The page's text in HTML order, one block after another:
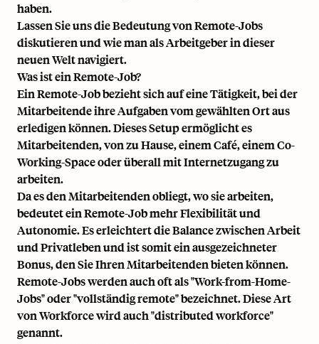
haben.
Lassen Sie uns die Bedeutung von Remote-Jobs
diskutieren und wie man als Arbeitgeber in dieser
neuen Welt navigiert.
Was ist ein Remote-Job?
Ein Remote-Job bezieht sich auf eine Tätigkeit, bei der
Mitarbeitende ihre Aufgaben vom gewählten Ort aus
erledigen können. Dieses Setup ermöglicht es
Mitarbeitenden, von zu Hause, einem Café, einem Co-
Working-Space oder überall mit Internetzugang zu
arbeiten.
Da es den Mitarbeitenden obliegt, wo sie arbeiten,
bedeutet ein Remote-Job mehr Flexibilität und
Autonomie. Es erleichtert die Balance zwischen Arbeit
und Privatleben und ist somit ein ausgezeichneter
Bonus, den Sie Ihren Mitarbeitenden bieten können.
Remote-Jobs werden auch oft als "Work-from-Home-
Jobs" oder "vollständig remote" bezeichnet. Diese Art
von Workforce wird auch "distributed workforce"
genannt.